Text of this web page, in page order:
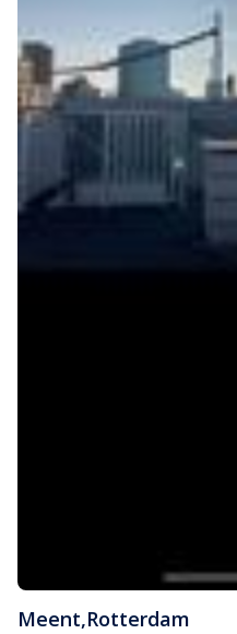
Meent,Rotterdam